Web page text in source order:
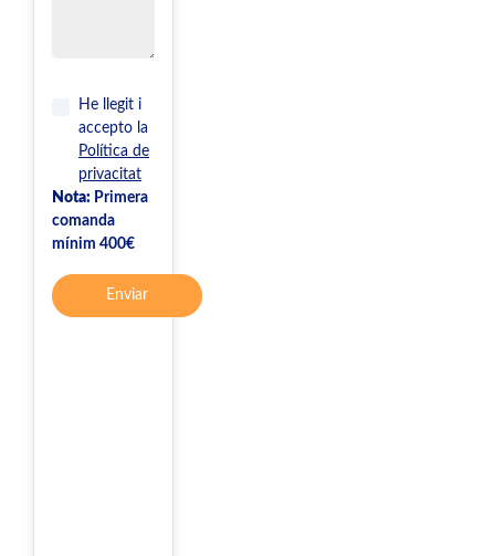
He llegit i
accepto la
Política de
privacitat
Nota: Primera
comanda
mínim 400€
Enviar